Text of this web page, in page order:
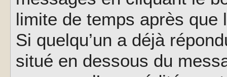
limite de temps après
Si quelqu’un a déjà
situé en dessous du